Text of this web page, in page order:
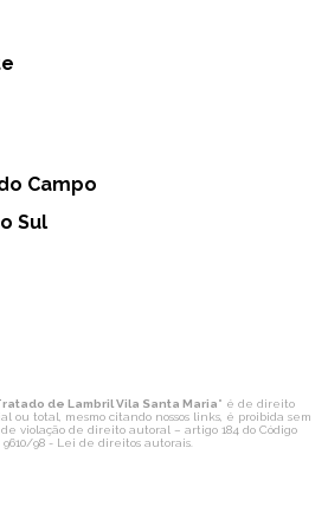
Campo
Sul
de Lambril Vila Santa Maria" é de direito
ou total, mesmo citando nossos links, é proibida sem
violação de direito autoral – artigo 184 do Código
9610/98 - Lei de direitos autorais